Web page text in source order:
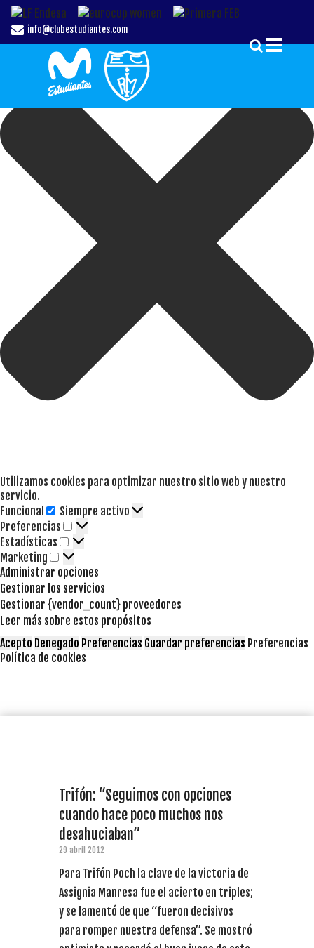
Gestionar el Consentimiento de las Cookies
Utilizamos cookies para optimizar nuestro sitio web y nuestro
servicio.
Funcional
Funcional
Siempre activo
Preferencias
Preferencias
Estadísticas Estadísticas
Marketing Marketing
Administrar opciones
Gestionar los servicios
Gestionar {vendor_count} proveedores
Leer más sobre estos propósitos
Acepto Denegado Preferencias Guardar preferencias Preferencias
Política de cookies
info@clubestudiantes.com
Trifón: “Seguimos con opciones
cuando hace poco muchos nos
desahuciaban”
29 abril 2012
Para Trifón Poch la clave de la victoria de
Assignia Manresa fue el acierto en triples;
y se lamentó de que “fueron decisivos
para romper nuestra defensa”. Se mostró